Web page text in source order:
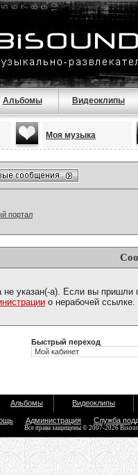
Альбомы Видеоклипы
Моя музыка
портал
не указан(-а). Если вы пришли
о нерабочей ссылке.
Быстрый переход
Альбомы Видеоклипы
Администрация Служба
Все права защищены © 2007-2026